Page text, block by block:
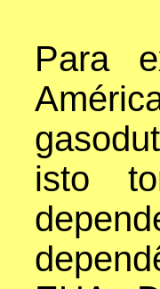
Para
isto